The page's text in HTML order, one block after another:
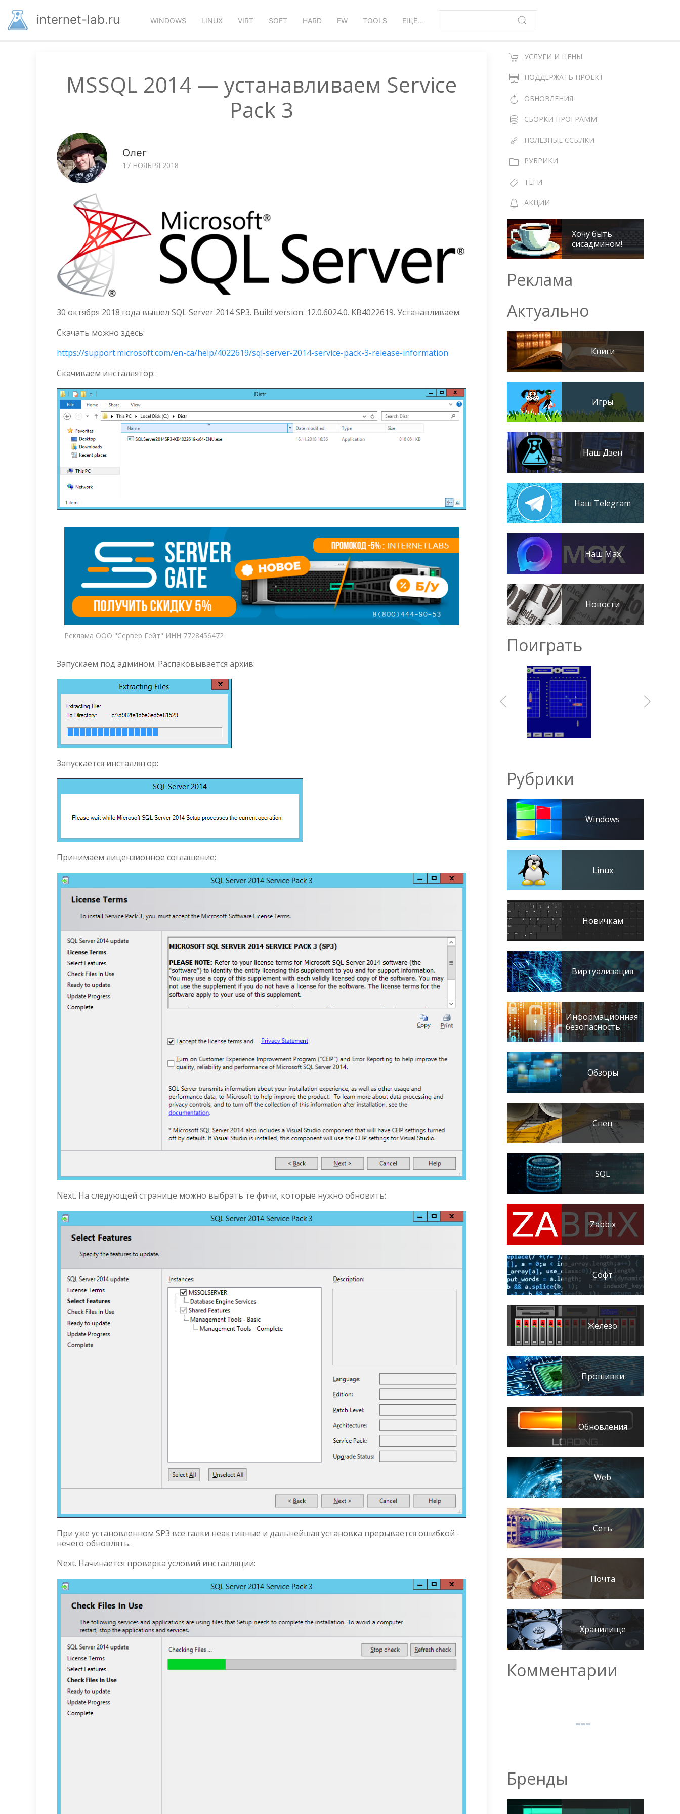
основномуinternet-lab.ru WINDOWS LINUX VIRT SOFT HARD FW TOOLS ЕЩЁ…
MSSQL 2014 — устанавливаем Service
Pack 3
Олег
17 НОЯБРЯ 2018
30 октября 2018 года вышел SQL Server 2014 SP3. Build version: 12.0.6024.0. KB4022619. Устанавливаем.
Скачать можно здесь:
https://support.microsoft.com/en-ca/help/4022619/sql-server-2014-service-pack-3-release-information
Скачиваем инсталлятор:
Реклама ООО "Сервер Гейт" ИНН 7728456472
Запускаем под админом. Распаковывается архив:
Запускается инсталлятор:
Принимаем лицензионное соглашение:
Next. На следующей странице можно выбрать те фичи, которые нужно обновить:
При уже установленном SP3 все галки неактивные и дальнейшая установка прерывается ошибкой -
нечего обновлять.
Next. Начинается проверка условий инсталляции:
УСЛУГИ И ЦЕНЫ
ПОДДЕРЖАТЬ ПРОЕКТ
ОБНОВЛЕНИЯ
СБОРКИ ПРОГРАММ
ПОЛЕЗНЫЕ ССЫЛКИ
РУБРИКИ
ТЕГИ
АКЦИИ
Хочу быть
сисадмином!
Реклама
Актуально
Книги
Игры
Наш Дзен
Наш Telegram
Наш Max
Новости
Поиграть
Рубрики
Windows
Linux
Новичкам
Виртуализация
Информационная
безопасность
Обзоры
Спец
SQL
Zabbix
Софт
Железо
Прошивки
Обновления
Web
Сеть
Почта
Хранилище
Комментарии
Бренды